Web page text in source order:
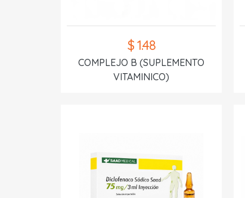
$ 1.48
COMPLEJO B (SUPLEMENTO
VITAMINICO)